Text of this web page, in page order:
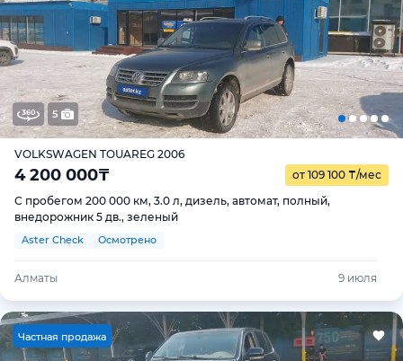
5
VOLKSWAGEN TOUAREG 2006
4 200 000₸ от 109 100 ₸/мес
С пробегом 200 000 км, 3.0 л, дизель, автомат, полный,
внедорожник 5 дв., зеленый
Aster Check Осмотрено
Алматы 9 июля
Частная продажа